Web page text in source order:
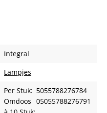
Integral
Lampjes
Per Stuk: 5055788276784
Omdoos 05055788276791